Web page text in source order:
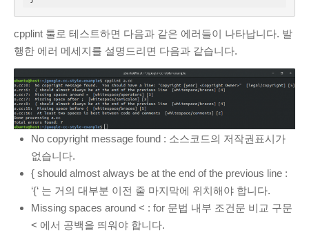
cpplint 툴로 테스트하면 다음과 같은 에러들이 나타납니다. 발
행한 에러 메세지를 설명드리면 다음과 같습니다.
No copyright message found : 소스코드의 저작권표시가
없습니다.
{ should almost always be at the end of the previous line :
‘{‘ 는 거의 대부분 이전 줄 마지막에 위치해야 합니다.
Missing spaces around < : for 문법 내부 조건문 비교 구문
< 에서 공백을 띄워야 합니다.